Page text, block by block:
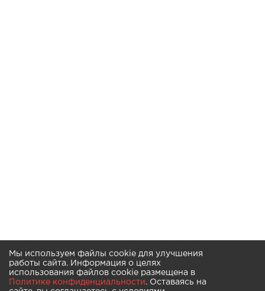
Мы используем файлы cookie для улучшения
работы сайта. Информация о целях
использования файлов cookie размещена в
Политике конфиденциальности. Оставаясь на